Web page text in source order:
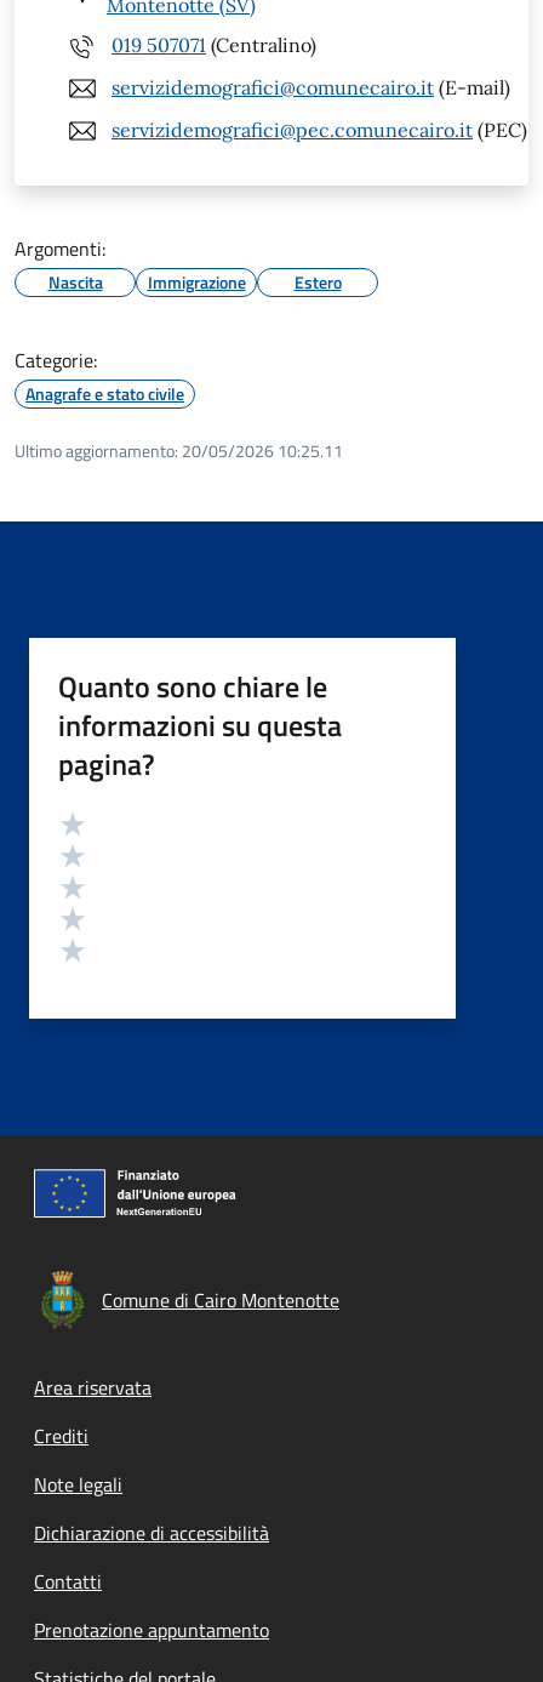
019 507071 (Centralino)
servizidemografici@comunecairo.it (E-mail)
servizidemografici@pec.comunecairo.it (PEC)
Argomenti:
Nascita Immigrazione Estero
Categorie:
Anagrafe e stato civile
Ultimo aggiornamento: 20/05/2026 10:25.11
Quanto sono chiare le
informazioni su questa
pagina?
Valutazione
Comune di Cairo Montenotte
Footer menu
Area riservata
Crediti
Note legali
Dichiarazione di accessibilità
Contatti
Prenotazione appuntamento